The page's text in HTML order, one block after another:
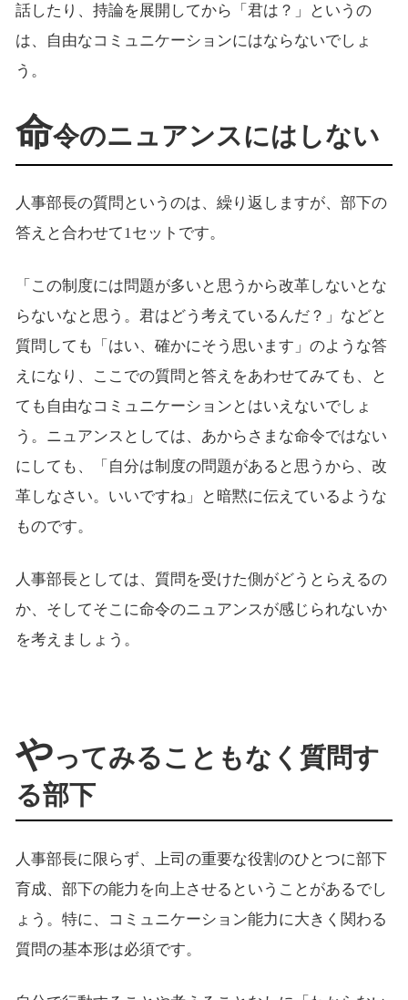
話したり、持論を展開してから「君は？」というの
は、自由なコミュニケーションにはならないでしょ
う。
命令のニュアンスにはしない
人事部長の質問というのは、繰り返しますが、部下の
答えと合わせて1セットです。
「この制度には問題が多いと思うから改革しないとな
らないなと思う。君はどう考えているんだ？」などと
質問しても「はい、確かにそう思います」のような答
えになり、ここでの質問と答えをあわせてみても、と
ても自由なコミュニケーションとはいえないでしょ
う。ニュアンスとしては、あからさまな命令ではない
にしても、「自分は制度の問題があると思うから、改
革しなさい。いいですね」と暗黙に伝えているような
ものです。
人事部長としては、質問を受けた側がどうとらえるの
か、そしてそこに命令のニュアンスが感じられないか
を考えましょう。
やってみることもなく質問す
る部下
人事部長に限らず、上司の重要な役割のひとつに部下
育成、部下の能力を向上させるということがあるでし
ょう。特に、コミュニケーション能力に大きく関わる
質問の基本形は必須です。